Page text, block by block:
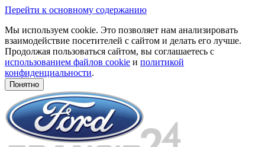
Перейти к основному содержанию
Мы используем cookie. Это позволяет нам анализировать
взаимодействие посетителей с сайтом и делать его лучше.
Продолжая пользоваться сайтом, вы соглашаетесь с
использованием файлов cookie и политикой
конфиденциальности.
Понятно